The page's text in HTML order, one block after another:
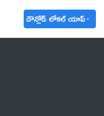
డౌన్లోడ్ లోకల్ యాప్